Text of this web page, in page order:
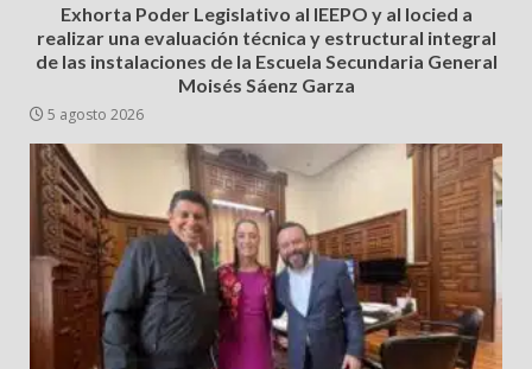
Exhorta Poder Legislativo al IEEPO y al Iocied a
realizar una evaluación técnica y estructural integral
de las instalaciones de la Escuela Secundaria General
Moisés Sáenz Garza
5 agosto 2026